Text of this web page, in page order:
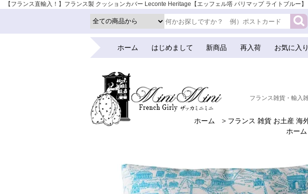
【フランス直輸入！】フランス製 クッションカバー Leconte Heritage【エッフェル塔 パリマップ ライトブル
ホーム はじめまして 新商品 再入荷 お気に入り
フランス雑貨・輸入
ホーム > フランス 雑貨 お土産 海
ホーム
バレンタイデ
海